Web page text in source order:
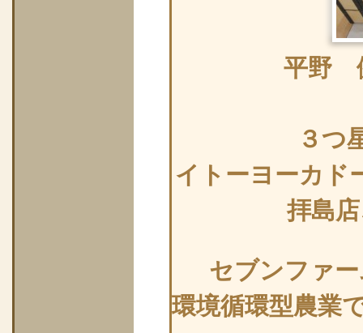
平野
３つ
イトーヨーカド
拝島
セブンファ
環境循環型農業